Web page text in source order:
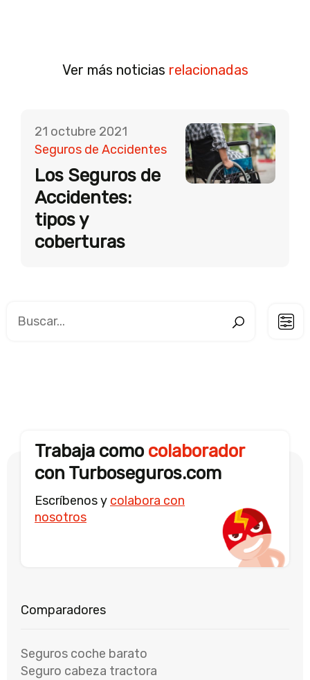
Ver más noticias relacionadas
21 octubre 2021
Seguros de Accidentes
Los Seguros de
Accidentes:
tipos y
coberturas
Trabaja como colaborador
con Turboseguros.com
Escríbenos y colabora con
nosotros
Seguros coche barato
Seguro cabeza tractora